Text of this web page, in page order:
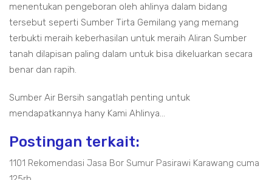
menentukan pengeboran oleh ahlinya dalam bidang
tersebut seperti Sumber Tirta Gemilang yang memang
terbukti meraih keberhasilan untuk meraih Aliran Sumber
tanah dilapisan paling dalam untuk bisa dikeluarkan secara
benar dan rapih.
Sumber Air Bersih sangatlah penting untuk
mendapatkannya hany Kami Ahlinya...
Postingan terkait:
1101 Rekomendasi Jasa Bor Sumur Pasirawi Karawang cuma